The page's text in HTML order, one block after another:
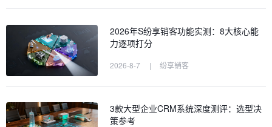
2026年S纷享销客功能实测：8大核心能
力逐项打分
2026-8-7 | 纷享销客
3款大型企业CRM系统深度测评：选型决
策参考